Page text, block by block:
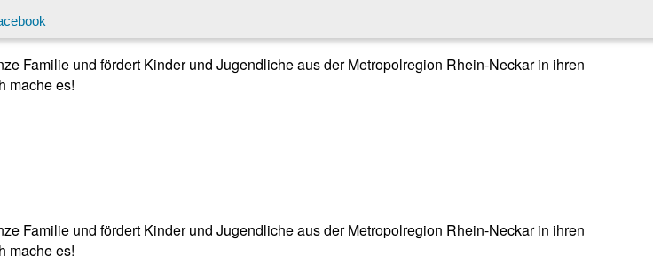
Familie und fördert Kinder und Jugendliche aus der Metropolregion Rhein-Neckar in ihren
mache es!
Familie und fördert Kinder und Jugendliche aus der Metropolregion Rhein-Neckar in ihren
mache es!